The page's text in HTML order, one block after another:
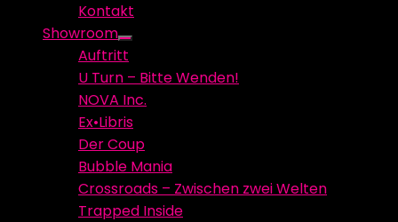
Kontakt
Showroom
Show
sub
menu
Auftritt
U Turn – Bitte Wenden!
NOVA Inc.
Ex•Libris
Der Coup
Bubble Mania
Crossroads – Zwischen zwei Welten
Trapped Inside